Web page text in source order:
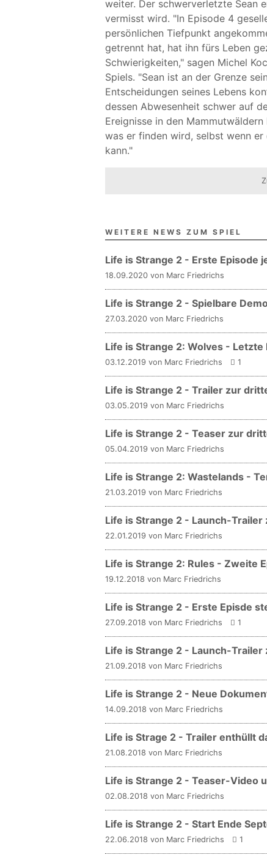
weiter. Der schwerverletzte Sean
vermisst wird. "In Episode 4
persönlichen Tiefpunkt
getrennt hat, hat ihn fürs Leben
Schwierigkeiten," sagen Michel
Spiels. "Sean ist an der Grenze
Entscheidungen seines Lebens
dessen Abwesenheit schwer auf
Ereignisse in den
was er finden wird, selbst wenn
kann."
WEITERE NEWS ZUM SPIEL
Life is Strange 2 - Erste Episode
18.09.2020 von Marc Friedrichs
Life is Strange 2 - Spielbare
27.03.2020 von Marc Friedrichs
Life is Strange 2: Wolves -
03.12.2019 von Marc Friedrichs 1
Life is Strange 2 - Trailer zur
03.05.2019 von Marc Friedrichs
Life is Strange 2 - Teaser zur
05.04.2019 von Marc Friedrichs
Life is Strange 2: Wastelands -
21.03.2019 von Marc Friedrichs
Life is Strange 2 - Launch-Trailer
22.01.2019 von Marc Friedrichs
Life is Strange 2: Rules - Zweite
19.12.2018 von Marc Friedrichs
Life is Strange 2 - Erste Episde
27.09.2018 von Marc Friedrichs 1
Life is Strange 2 - Launch-Trailer
21.09.2018 von Marc Friedrichs
Life is Strange 2 - Neue
14.09.2018 von Marc Friedrichs
Life is Strage 2 - Trailer enthüllt
21.08.2018 von Marc Friedrichs
Life is Strange 2 - Teaser-Video
02.08.2018 von Marc Friedrichs
Life is Strange 2 - Start Ende
22.06.2018 von Marc Friedrichs 1